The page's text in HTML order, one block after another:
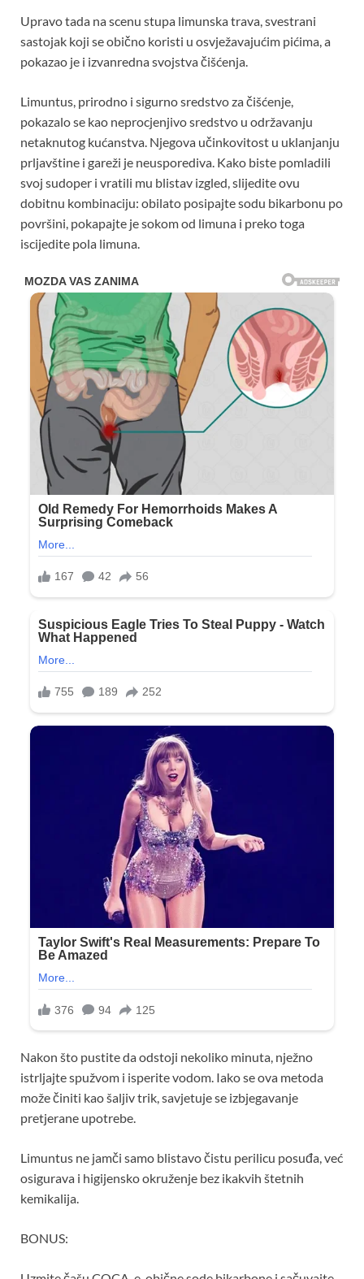
Upravo tada na scenu stupa limunska trava, svestrani
sastojak koji se obično koristi u osvježavajućim pićima, a
pokazao je i izvanredna svojstva čišćenja.
Limuntus, prirodno i sigurno sredstvo za čišćenje,
pokazalo se kao neprocjenjivo sredstvo u održavanju
netaknutog kućanstva. Njegova učinkovitost u uklanjanju
prljavštine i gareži je neusporediva. Kako biste pomladili
svoj sudoper i vratili mu blistav izgled, slijedite ovu
dobitnu kombinaciju: obilato posipajte sodu bikarbonu po
površini, pokapajte je sokom od limuna i preko toga
iscijedite pola limuna.
Nakon što pustite da odstoji nekoliko minuta, nježno
istrljajte spužvom i isperite vodom. Iako se ova metoda
može činiti kao šaljiv trik, savjetuje se izbjegavanje
pretjerane upotrebe.
Limuntus ne jamči samo blistavo čistu perilicu posuđa, već
osigurava i higijensko okruženje bez ikakvih štetnih
kemikalija.
BONUS: